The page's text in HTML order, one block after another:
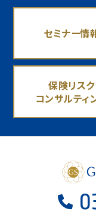
セミナー情
保険リスク
コンサルティ